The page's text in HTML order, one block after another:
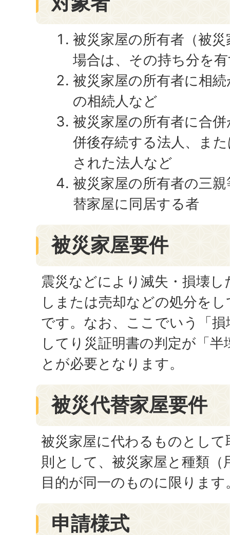
被災家屋の所有者（被
場合は、その持ち分を
被災家屋の所有者に相
の相続人など
被災家屋の所有者に合
併後存続する法人、ま
された法人など
被災家屋の所有者の三
替家屋に同居する者
被災家屋要件
震災などにより滅失・損壊
しまたは売却などの処分を
です。なお、ここでいう「
してり災証明書の判定が「
とが必要となります。
被災代替家屋要件
被災家屋に代わるものとし
則として、被災家屋と種類（
目的が同一のものに限ります
申請様式